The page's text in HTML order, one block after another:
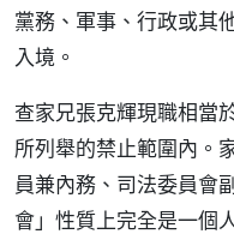
黨務、軍事、行政或其
入境。
查家兄張克輝現職相當
所列舉的禁止範圍內。
員兼內務、司法委員會
會」性質上完全是一個